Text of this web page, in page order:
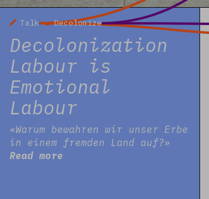
Talk Decolonize
Decolonization
Labour is
Emotional
Labour
«Warum bewahren wir unser Erbe
in einem fremden Land auf?»
Read more